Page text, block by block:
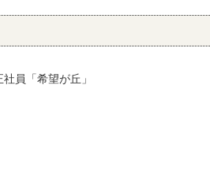
員「希望が丘」